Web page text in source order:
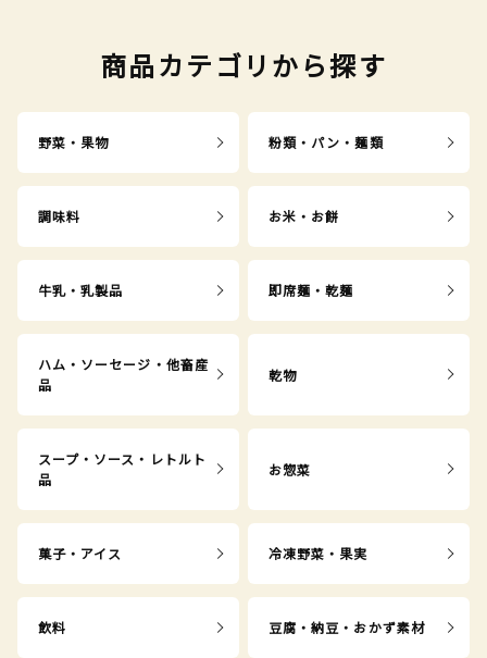
商品カテゴリから探す
野菜・果物 粉類・パン・麺類
調味料 お米・お餅
牛乳・乳製品 即席麺・乾麺
ハム・ソーセージ・他畜産
品
乾物
スープ・ソース・レトルト
品
お惣菜
菓子・アイス 冷凍野菜・果実
飲料 豆腐・納豆・おかず素材